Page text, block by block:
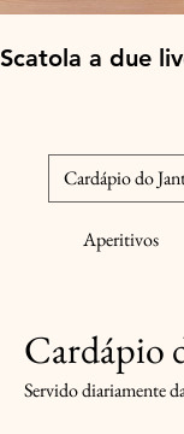
Scatola a due
Cardápio do
Aperitivos
Cardápio
Servido diariamente